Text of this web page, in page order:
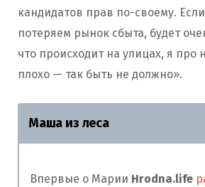
кандидатов прав по-своему. Если
потеряем рынок сбыта, будет
что происходит на улицах, я про
плохо — так быть не должно».
Маша из леса
Впервые о Марии Hrodna.life